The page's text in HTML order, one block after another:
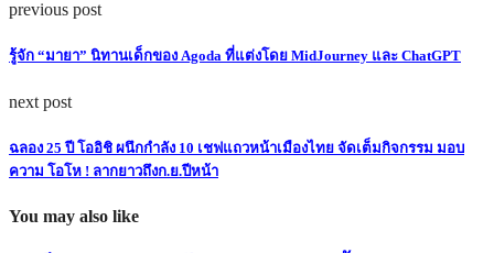
previous post
รู้จัก “มายา” นิทานเด็กของ Agoda ที่แต่งโดย MidJourney และ ChatGPT
next post
ฉลอง 25 ปี โออิชิ ผนึกกำลัง 10 เชฟแถวหน้าเมืองไทย จัดเต็มกิจกรรม มอบ
ความ โอโห ! ลากยาวถึงก.ย.ปีหน้า
You may also like